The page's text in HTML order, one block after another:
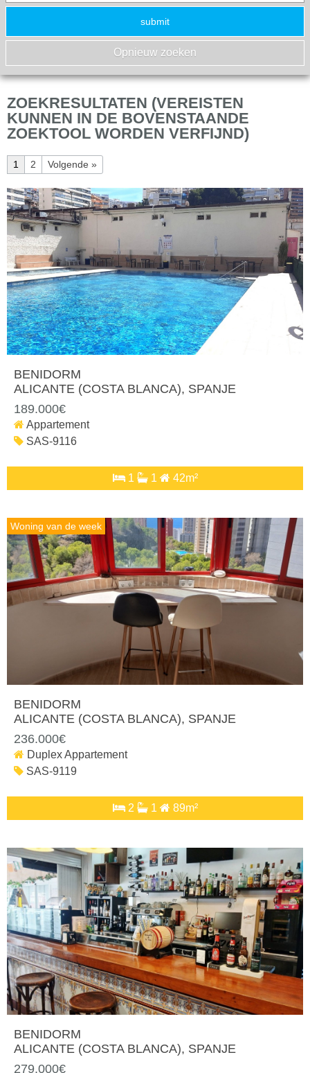
ZOEKRESULTATEN (VEREISTEN
KUNNEN IN DE BOVENSTAANDE
ZOEKTOOL WORDEN VERFIJND)
1 2 Volgende »
BENIDORM
ALICANTE (COSTA BLANCA), SPANJE
189.000€
Appartement
SAS-9116
1 1 42m²
Woning van de week
BENIDORM
ALICANTE (COSTA BLANCA), SPANJE
236.000€
Duplex Appartement
SAS-9119
2 1 89m²
BENIDORM
ALICANTE (COSTA BLANCA), SPANJE
279.000€